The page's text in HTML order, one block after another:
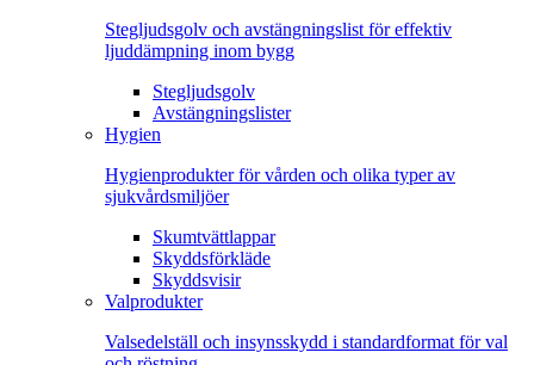
Stegljudsgolv och avstängningslist för effektiv
ljuddämpning inom bygg
Stegljudsgolv
Avstängningslister
Hygien
Hygienprodukter för vården och olika typer av
sjukvårdsmiljöer
Skumtvättlappar
Skyddsförkläde
Skyddsvisir
Valprodukter
Valsedelställ och insynsskydd i standardformat för val